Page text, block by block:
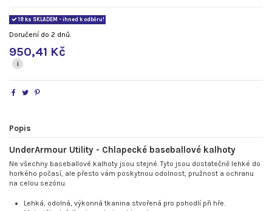
18 ks SKLADEM - ihned k odběru!
Doručení do 2 dnů.
950,41 Kč
i
Popis
UnderArmour Utility - Chlapecké baseballové kalhoty
Ne všechny baseballové kalhoty jsou stejné. Tyto jsou dostatečně lehké do
horkého počasí, ale přesto vám poskytnou odolnost, pružnost a ochranu
na celou sezónu.
Lehká, odolná, výkonná tkanina stvořená pro pohodlí při hře.